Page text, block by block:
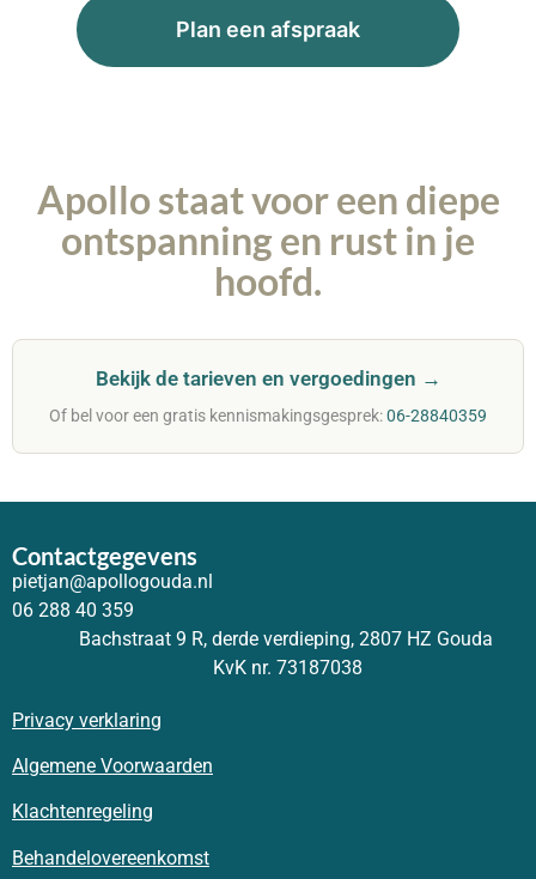
Plan een afspraak
Apollo staat voor een diepe
ontspanning en rust in je
hoofd.
Bekijk de tarieven en vergoedingen →
Of bel voor een gratis kennismakingsgesprek:06-28840359
Contactgegevens
pietjan@apollogouda.nl
06 288 40 359
Bachstraat 9 R, derde verdieping, 2807 HZ Gouda
KvK nr. 73187038
Privacy verklaring
Algemene Voorwaarden
Klachtenregeling
Behandelovereenkomst